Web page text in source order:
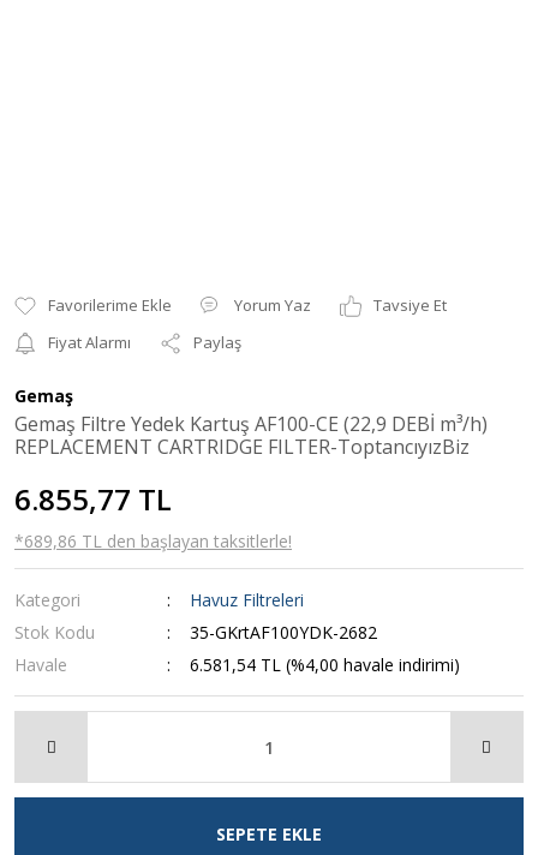
Yorum Yaz
Tavsiye Et
Fiyat Alarmı
Paylaş
Gemaş
Gemaş Filtre Yedek Kartuş AF100-CE (22,9 DEBİ m³/h)
REPLACEMENT CARTRIDGE FILTER-ToptancıyızBiz
6.855,77 TL
*689,86 TL den başlayan taksitlerle!
Kategori
Havuz Filtreleri
Stok Kodu
35-GKrtAF100YDK-2682
Havale
6.581,54 TL (%4,00 havale indirimi)
SEPETE EKLE